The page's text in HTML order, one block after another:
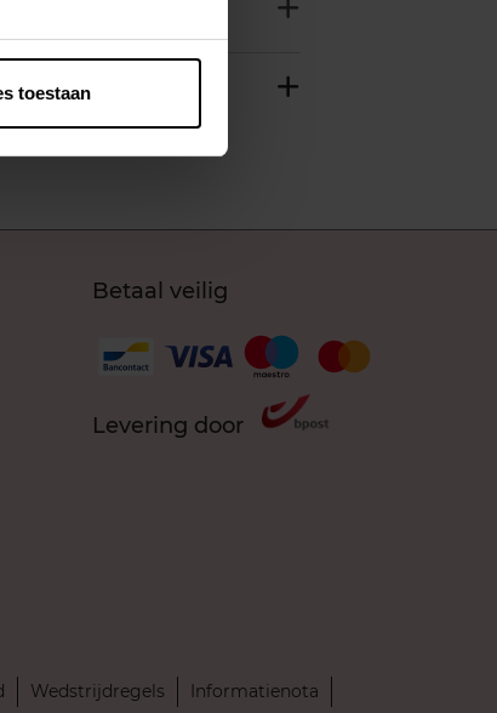
toestaan
Betaal veilig
Levering door
Wedstrijdregels
Informatienota